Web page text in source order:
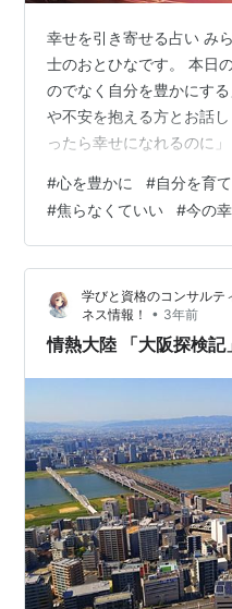
幸せを引き寄せる占い み
士のおとひなです。 本日
のでなく自分を豊かにす
や不安を抱える方とお話
ったら幸せになれるのに
はその“足りなさ”は、本当
く、“外”に豊かさを求め
しれません。 ■豊かさは
かを得ることで「満たさ
や仕事、パートナー、環
があることで安心できたり
#心を豊かに #自分を育
#焦らなくていい #今の
学びと資格のコンサルテ
ネス情報！
• 3年前
情熱大陸 「大阪探検記